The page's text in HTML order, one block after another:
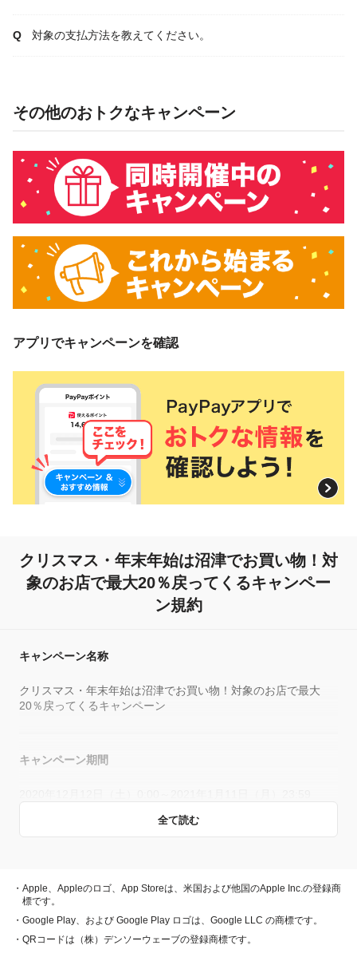
対象の支払方法を教えてください。
その他のおトクなキャンペーン
アプリでキャンペーンを確認
クリスマス・年末年始は沼津でお買い物！ 対
象のお店で最大20％戻ってくるキャンペー
ン規約
全て読む
キャンペーン名称
クリスマス・年末年始は沼津でお買い物！対象のお店で最大
20％戻ってくるキャンペーン
キャンペーン期間
キャンペーン期間中、対象店舗で、PayPay残高、ヤフーカー
ド、PayPayあと払い（一括のみ）でお支払いをしていただい
た方に対し、下表のとおり後日PayPayボーナスを付与しま
す。
・Apple、Appleのロゴ、App Storeは、米国および他国のApple Inc.の登録商
標です。
・Google Play、および Google Play ロゴは、Google LLC の商標です。
・QRコードは（株）デンソーウェーブの登録商標です。